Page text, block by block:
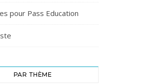
pour Pass Education
PAR THÈME